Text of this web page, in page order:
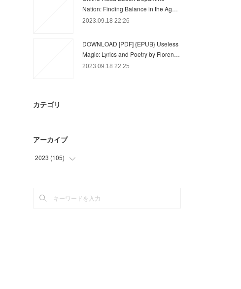
Nation: Finding Balance in the Ag…
2023.09.18 22:26
DOWNLOAD [PDF] {EPUB} Useless
Magic: Lyrics and Poetry by Floren…
2023.09.18 22:25
カテゴリ
アーカイブ
2023 (105)
(